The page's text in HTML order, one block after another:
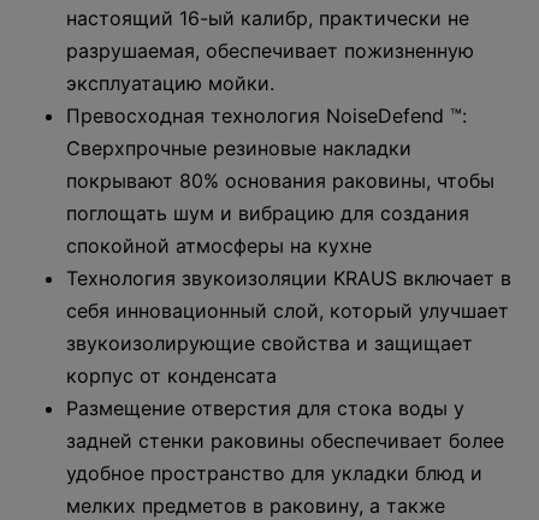
настоящий 16-ый калибр, практически не
разрушаемая, обеспечивает пожизненную
эксплуатацию мойки.
Превосходная технология NoiseDefend ™:
Сверхпрочные резиновые накладки
покрывают 80% основания раковины, чтобы
поглощать шум и вибрацию для создания
спокойной атмосферы на кухне
Технология звукоизоляции KRAUS включает в
себя инновационный слой, который улучшает
звукоизолирующие свойства и защищает
корпус от конденсата
Размещение отверстия для стока воды у
задней стенки раковины обеспечивает более
удобное пространство для укладки блюд и
мелких предметов в раковину, а также